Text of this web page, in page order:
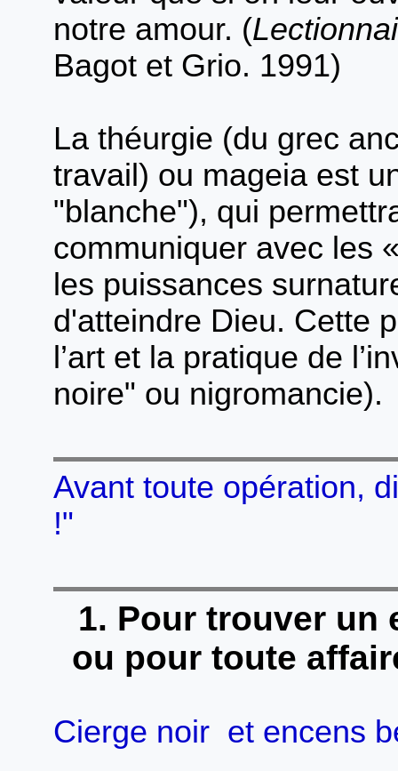
notre amour. (
Bagot et Grio. 1991)
La théurgie (du grec
travail) ou mageia est
"blanche"), qui
communiquer avec les
les puissances
d'atteindre Dieu. Cette
l’art et la pratique de
noire" ou nigromancie).
Avant toute opération,
!"
1. Pour trouver un
ou pour toute
Cierge noir et encens